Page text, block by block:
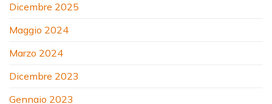
Dicembre 2025
Maggio 2024
Marzo 2024
Dicembre 2023
Gennaio 2023